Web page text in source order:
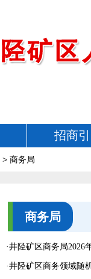
招商
> 商务局
商务局
·井陉矿区商务局2026
·井陉矿区商务领域随